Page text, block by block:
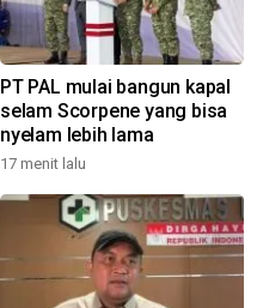
PT PAL mulai bangun kapal
selam Scorpene yang bisa
nyelam lebih lama
17 menit lalu